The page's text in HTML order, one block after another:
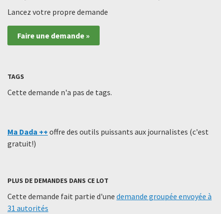
Lancez votre propre demande
Faire une demande »
TAGS
Cette demande n'a pas de tags.
Ma Dada ++ offre des outils puissants aux journalistes (c'est
gratuit!)
PLUS DE DEMANDES DANS CE LOT
Cette demande fait partie d'une demande groupée envoyée à
31 autorités